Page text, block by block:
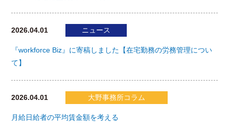
2026.04.01 ニュース
『workforce Biz』に寄稿しました【在宅勤務の労務管理につい
て】
2026.04.01 大野事務所コラム
月給日給者の平均賃金額を考える